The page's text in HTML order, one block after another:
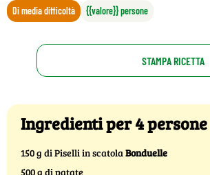
Di media difficoltà {{valore}} persone
STAMPA RICETTA
Ingredienti per 4 persone
150 g di Piselli in scatolaBonduelle
500 g di patate